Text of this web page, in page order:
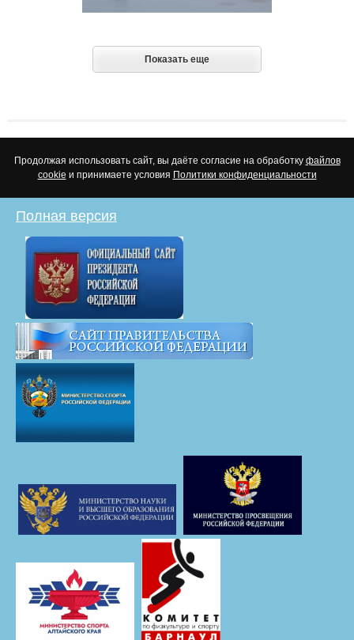
Показать еще
Продолжая использовать сайт, вы даёте согласие на обработку файлов
cookie и принимаете условия Политики конфиденциальности
Полная версия